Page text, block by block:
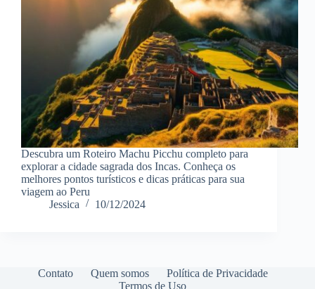
Descubra um Roteiro Machu Picchu completo para
explorar a cidade sagrada dos Incas. Conheça os
melhores pontos turísticos e dicas práticas para sua
viagem ao Peru
Jessica
10/12/2024
Contato Quem somos
Política de Privacidade
Termos de Uso